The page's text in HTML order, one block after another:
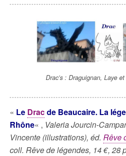
Drac’s : Draguignan, Laye
« Le Dracde Beaucaire. La
Rhône« , Valeria Jourcin-
Vincente (illustrations), éd. Rêve
coll. Rêve de légendes, 14 €, 28